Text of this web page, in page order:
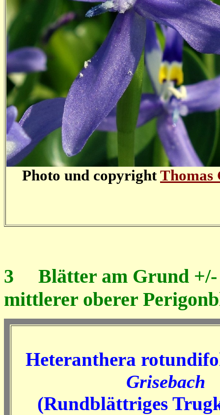
Photo und copyrightThomas
3 Blätter am Grund +/-
mittlerer oberer
Heteranthera
Grisebach
(Rundblättriges